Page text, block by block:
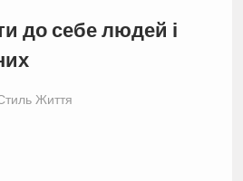
до себе людей і
Життя